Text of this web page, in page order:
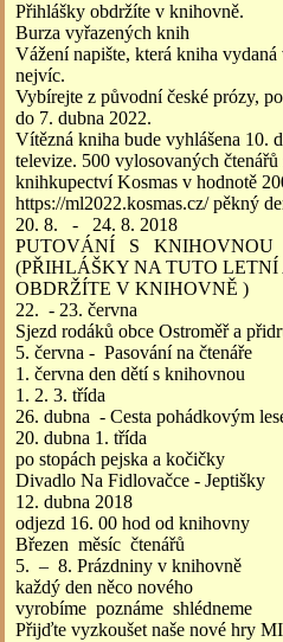
Přihlášky obdržíte v knihovně.
Burza vyřazených knih
Vážení napište, která kniha
nejvíc.
Vybírejte z původní české prózy,
do 7. dubna 2022.
Vítězná kniha bude vyhlášena 10.
televize. 500 vylosovaných
knihkupectví Kosmas v hodnotě
https://ml2022.kosmas.cz/ pěkný
20. 8. - 24. 8. 2018
PUTOVÁNÍ S KNIHOVNOU
(PŘIHLÁŠKY NA TUTO
OBDRŽÍTE V KNIHOVNĚ )
22. - 23. června
Sjezd rodáků obce Ostroměř a
5. června - Pasování na čtenáře
1. června den dětí s knihovnou
1. 2. 3. třída
26. dubna - Cesta pohádkovým
20. dubna 1. třída
po stopách pejska a kočičky
Divadlo Na Fidlovačce - Jeptišky
12. dubna 2018
odjezd 16. 00 hod od knihovny
Březen měsíc čtenářů
5. – 8. Prázdniny v knihovně
každý den něco nového
vyrobíme poznáme shlédneme
Přijďte vyzkoušet naše nové hry